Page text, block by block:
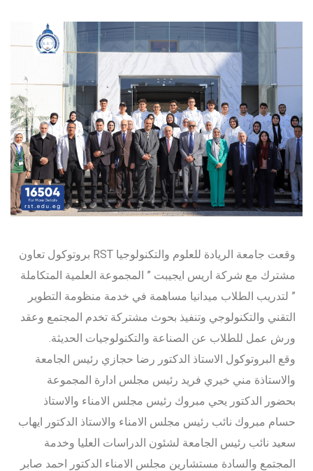
وقعت جامعة الريادة للعلوم والتكنولوجيا RST بروتوكول تعاون
مشترك مع شركة اريس ايجيبت ” المجموعة العلمية المتكاملة
” لتدريب الطلاب ميدانيا مساهمة في خدمة منظومة التطوير
التقني والتكنولوجي وتنفيذ بحوث مشتركة تخدم المجتمع وعقد
ورش عمل للطلاب عن الصناعة والتكنولوجيات الحديثة.
وقع البروتوكول الاستاذ الدكتور رضا حجازي رئيس الجامعة
والاستاذة مني خيري فريد رئيس مجلس ادارة المجموعة
بحضور الدكتور يحي مبروك رئيس مجلس الامناء والاستاذ
حسام مبروك نائب رئيس مجلس الامناء والاستاذ الدكتور ايهاب
سعيد نائب رئيس الجامعة لشئون الدراسات العليا وخدمة
المجتمع والسادة مستشارين مجلس الامناء الدكتور احمد صابر